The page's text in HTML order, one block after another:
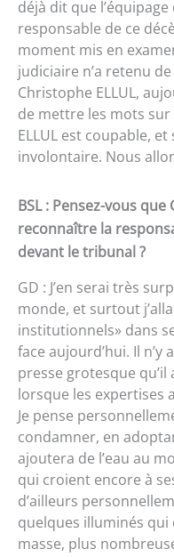
déjà dit que
responsable de ce
moment mis en
judiciaire n’a retenu
Christophe ELLUL,
de mettre les mots
ELLUL est coupable,
involontaire. Nous
BSL : Pensez-vous
reconnaître la
devant le tribunal ?
GD : J’en serai très
monde, et surtout
institutionnels» dans
face aujourd’hui. Il n’y
presse grotesque qu’il
lorsque les expertises
Je pense
condamner, en
ajoutera de l’eau au
qui croient encore à
d’ailleurs
quelques illuminés qui
masse, plus